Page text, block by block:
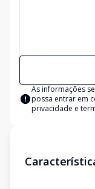
As informações
possa entrar em
privacidade e